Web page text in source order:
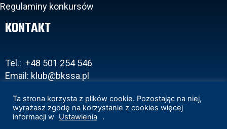
Regulaminy konkursów
KONTAKT
Tel.: +48 501 254 546
Email: klub@bkssa.pl
Ta strona korzysta z plików cookie. Pozostając na niej,
wyrażasz zgodę na korzystanie z cookies więcej
informacji w Ustawienia .